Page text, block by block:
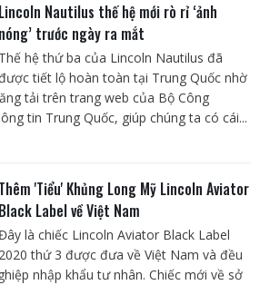
Lincoln Nautilus thế hệ mới rò rỉ ‘ảnh
nóng’ trước ngày ra mắt
Thế hệ thứ ba của Lincoln Nautilus đã
tiết lộ hoàn toàn tại Trung Quốc nhờ
tải trên trang web của Bộ Công
tin Trung Quốc, giúp chúng ta có cái...
Thêm 'Tiểu' Khủng Long Mỹ Lincoln Aviator
Black Label về Việt Nam
là chiếc Lincoln Aviator Black Label
2020 thứ 3 được đưa về Việt Nam và đều
nhập khẩu tư nhân. Chiếc mới về sở